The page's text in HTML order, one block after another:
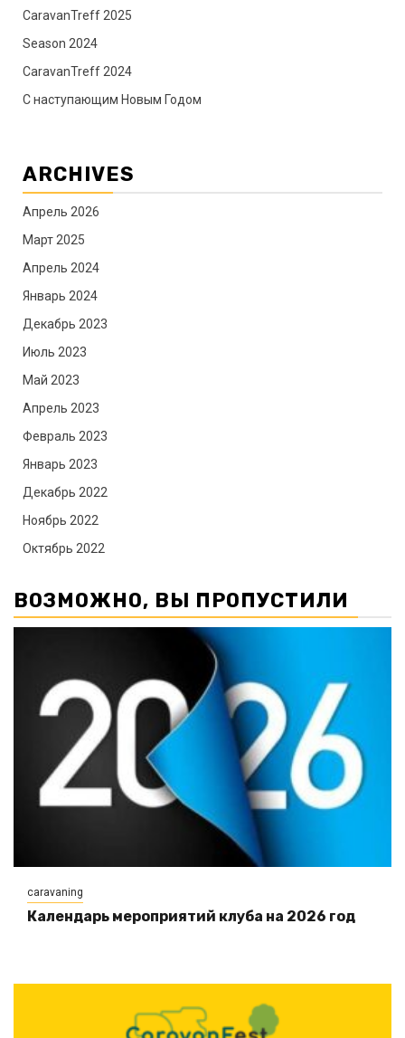
CaravanTreff 2025
Season 2024
CaravanTreff 2024
C наступающим Новым Годом
ARCHIVES
Апрель 2026
Март 2025
Апрель 2024
Январь 2024
Декабрь 2023
Июль 2023
Май 2023
Апрель 2023
Февраль 2023
Январь 2023
Декабрь 2022
Ноябрь 2022
Октябрь 2022
ВОЗМОЖНО, ВЫ ПРОПУСТИЛИ
caravaning
Календарь мероприятий клуба на 2026 год